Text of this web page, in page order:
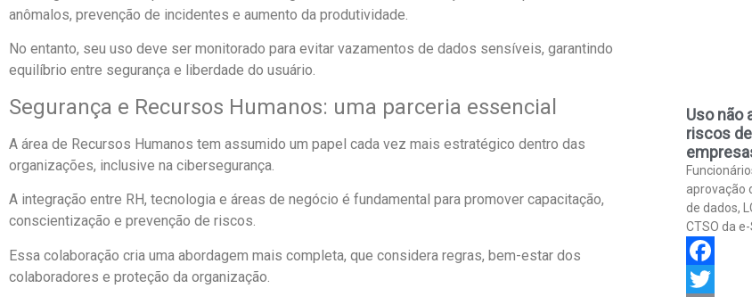
anômalos, prevenção de incidentes e aumento da produtividade.
No entanto, seu uso deve ser monitorado para evitar vazamentos de dados sensíveis, garantindo
equilíbrio entre segurança e liberdade do usuário.
Segurança e Recursos Humanos: uma parceria essencial
A área de Recursos Humanos tem assumido um papel cada vez mais estratégico dentro das
organizações, inclusive na cibersegurança.
A integração entre RH, tecnologia e áreas de negócio é fundamental para promover capacitação,
conscientização e prevenção de riscos.
Essa colaboração cria uma abordagem mais completa, que considera regras, bem-estar dos
colaboradores e proteção da organização.
Uso não
riscos
aprovação
de dados,
CTSO da
Facebook